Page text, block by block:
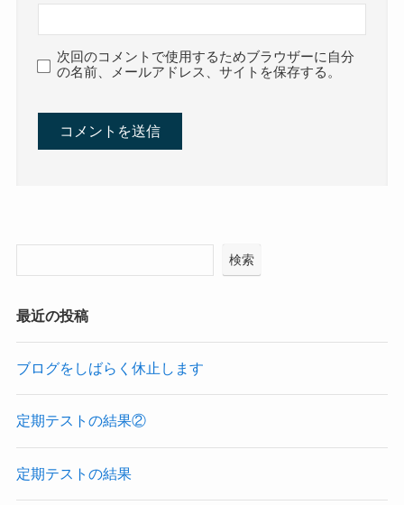
次回のコメントで使用するためブラウザーに自分
の名前、メールアドレス、サイトを保存する。
検索
最近の投稿
ブログをしばらく休止します
定期テストの結果②
定期テストの結果